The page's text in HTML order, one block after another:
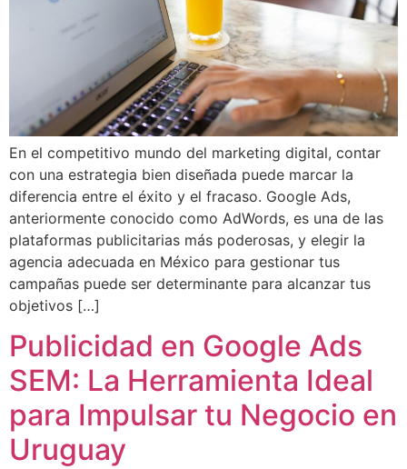
En el competitivo mundo del marketing digital, contar
con una estrategia bien diseñada puede marcar la
diferencia entre el éxito y el fracaso. Google Ads,
anteriormente conocido como AdWords, es una de las
plataformas publicitarias más poderosas, y elegir la
agencia adecuada en México para gestionar tus
campañas puede ser determinante para alcanzar tus
objetivos […]
Publicidad en Google Ads
SEM: La Herramienta Ideal
para Impulsar tu Negocio en
Uruguay